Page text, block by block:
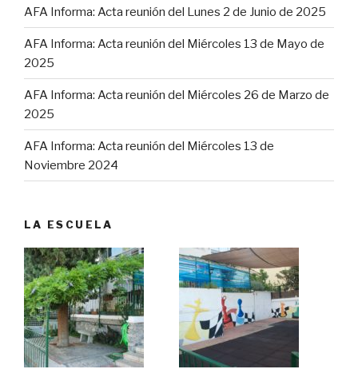
AFA Informa: Acta reunión del Lunes 2 de Junio de 2025
AFA Informa: Acta reunión del Miércoles 13 de Mayo de
2025
AFA Informa: Acta reunión del Miércoles 26 de Marzo de
2025
AFA Informa: Acta reunión del Miércoles 13 de
Noviembre 2024
LA ESCUELA